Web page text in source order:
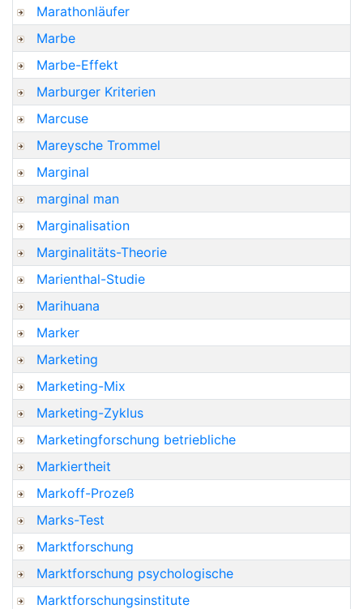
Marathonläufer
Marbe
Marbe-Effekt
Marburger Kriterien
Marcuse
Mareysche Trommel
Marginal
marginal man
Marginalisation
Marginalitäts-Theorie
Marienthal-Studie
Marihuana
Marker
Marketing
Marketing-Mix
Marketing-Zyklus
Marketingforschung betriebliche
Markiertheit
Markoff-Prozeß
Marks-Test
Marktforschung
Marktforschung psychologische
Marktforschungsinstitute